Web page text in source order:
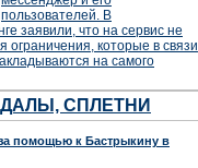
пользователей. В
заявили, что на сервис не
ограничения, которые в связи
на самого
СПЛЕТНИ
помощью к Бастрыкину в